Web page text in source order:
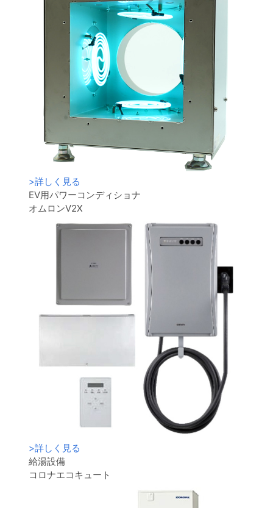
>詳しく見る
EV用パワーコンディショナ
オムロンV2X
>詳しく見る
給湯設備
コロナエコキュート